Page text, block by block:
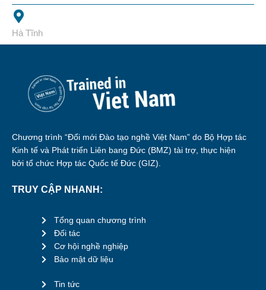
Hà Tĩnh
Chương trình “Đổi mới Đào tạo nghề Việt Nam” do Bộ Hợp tác
Kinh tế và Phát triển Liên bang Đức (BMZ) tài trợ, thực hiện
bởi tổ chức Hợp tác Quốc tế Đức (GIZ).
TRUY CẬP NHANH:
Tổng quan chương trình
Đối tác
Cơ hội nghề nghiệp
Bảo mật dữ liệu
Tin tức